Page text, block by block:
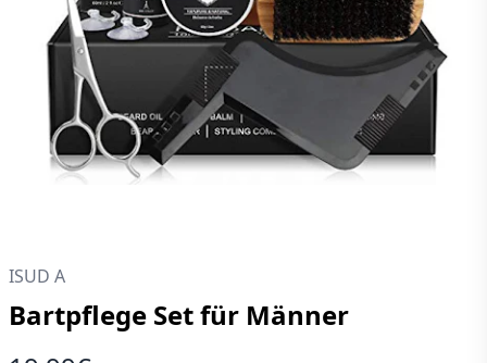
ISUD A
Bartpflege Set für Männer